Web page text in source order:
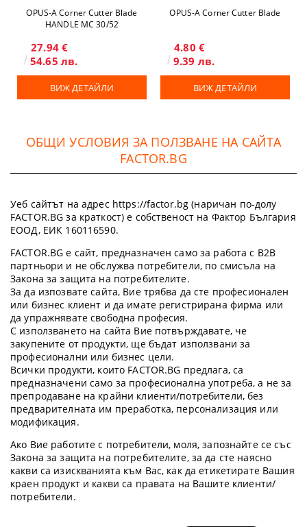
OPUS-А Corner Cutter Blade
HANDLE MC 30/52
27.94 €
54.65 лв.
ВИЖ ДЕТАЙЛИ
OPUS-А Corner Cutter Blade
4.80 €
9.39 лв.
ВИЖ ДЕТАЙЛИ
ОБЩИ УСЛОВИЯ ЗА ПОЛЗВАНЕ НА САЙТА
FACTOR.BG
Уеб сайтът на адрес https://factor.bg (наричан по-долу
FACTOR.BG за краткост) е собственост на Фактор България
ЕООД, ЕИК 160116590.
FACTOR.BG е сайт, предназначен само за работа с B2B
партньори и не обслужва потребители, по смисъла на
Закона за защита на потребителите.
За да изпозвате сайта, Вие трябва да сте професионален
или бизнес клиент и да имате регистрирана фирма или
да упражнявате свободна професия.
С използването на сайта Вие потвърждавате, че
закупените от продукти, ще бъдат използвани за
професионални или бизнес цели.
Всички продукти, които FACTOR.BG предлага, са
предназначени само за професионална употреба, а не за
препродаване на крайни клиенти/потребители, без
предварителната им преработка, персонализация или
модификация.
Ако Вие работите с потребители, моля, запознайте се със
Закона за защита на потребителите, за да сте наясно
какви са изискванията към Вас, как да етикетирате Вашия
краен продукт и какви са правата на Вашите клиенти/
потребители.